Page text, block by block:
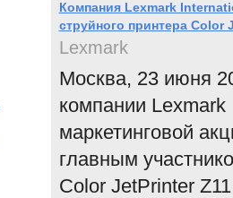
Компания Lexmark
струйного принтера Color
Lexmark
Москва, 23 июня
компании
маркетинговой
главным
Color JetPrinter